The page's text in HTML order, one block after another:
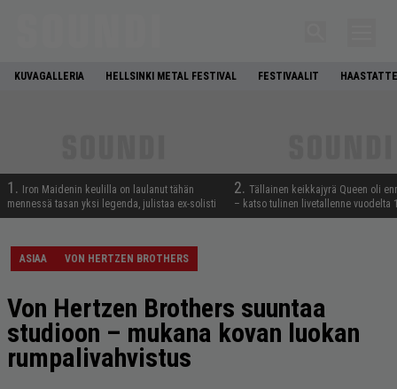
KUVAGALLERIA HELLSINKI METAL FESTIVAL FESTIVAALIT
1.
Iron Maidenin keulilla on laulanut tähän
mennessä tasan yksi legenda, julistaa ex-solisti
2. Tällainen keikkajyrä Queen oli
– katso tulinen livetallenne vuodelta
ASIAA VON HERTZEN BROTHERS
Von Hertzen Brothers suuntaa
studioon – mukana kovan luokan
rumpalivahvistus